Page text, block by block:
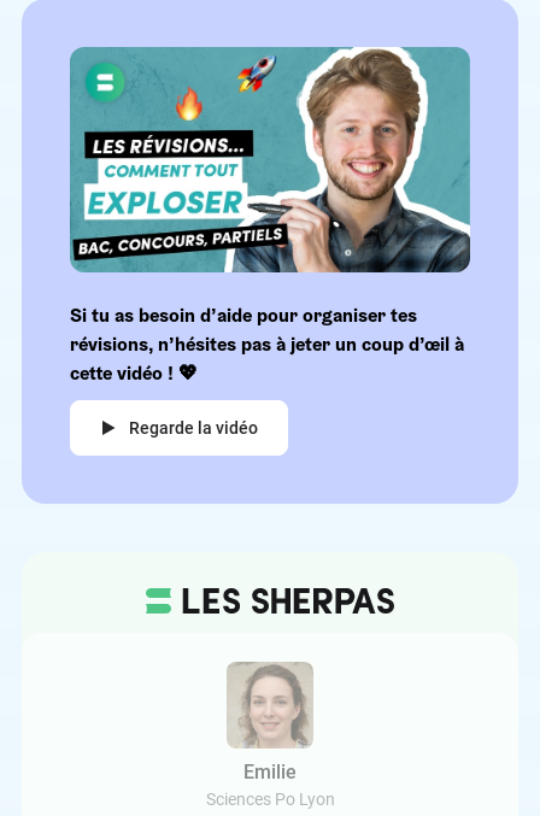
Si tu as besoin d’aide pour organiser tes
révisions, n’hésites pas à jeter un coup d’œil à
cette vidéo ! 💖
Regarde la vidéo
Emilie
Sciences Po Lyon